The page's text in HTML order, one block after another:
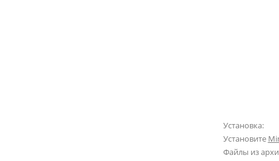
Установка:
Установите
Файлы из